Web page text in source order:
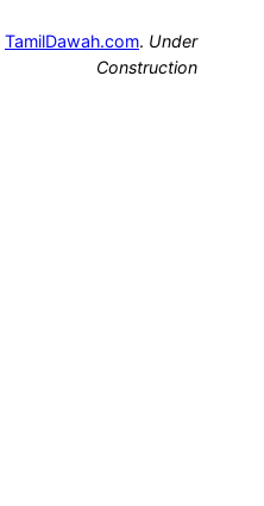
TamilDawah.com. Under
Construction